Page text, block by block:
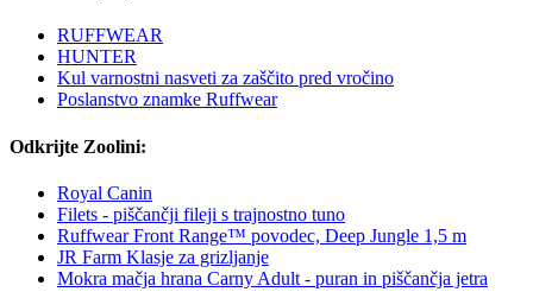
RUFFWEAR
HUNTER
Kul varnostni nasveti za zaščito pred vročino
Poslanstvo znamke Ruffwear
Odkrijte Zoolini:
Royal Canin
Filets - piščančji fileji s trajnostno tuno
Ruffwear Front Range™ povodec, Deep Jungle 1,5 m
JR Farm Klasje za grizljanje
Mokra mačja hrana Carny Adult - puran in piščančja jetra